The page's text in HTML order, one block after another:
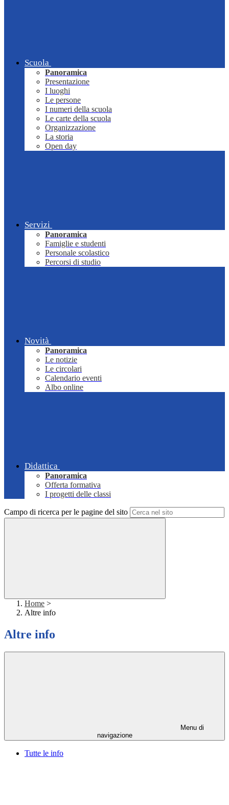
Scuola
Panoramica
Presentazione
I luoghi
Le persone
I numeri della scuola
Le carte della scuola
Organizzazione
La storia
Open day
Servizi
Panoramica
Famiglie e studenti
Personale scolastico
Percorsi di studio
Novità
Panoramica
Le notizie
Le circolari
Calendario eventi
Albo online
Didattica
Panoramica
Offerta formativa
I progetti delle classi
Campo di ricerca per le pagine del sito
Home >
Altre info
Altre info
Menu di
navigazione
Tutte le info